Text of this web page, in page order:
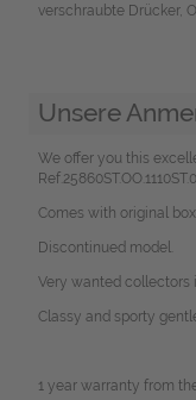
verschraubte Drücker,
Unsere
We offer you this
Comes with original
Discontinued model.
Very wanted collectors
Classy and sporty
1 year warranty from